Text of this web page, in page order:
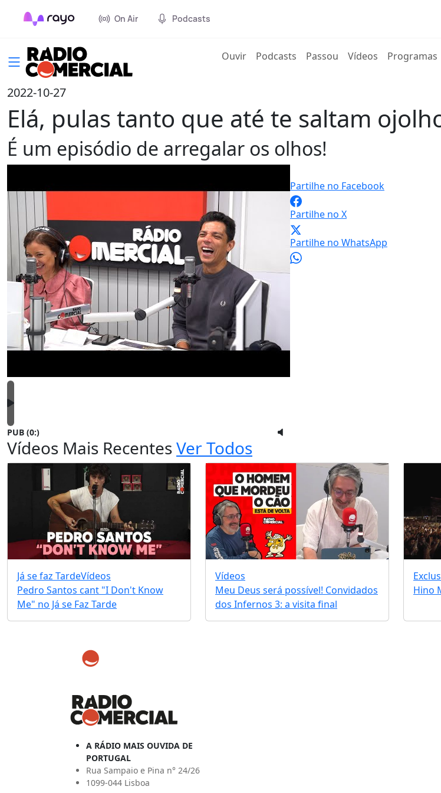
On Air Podcasts
Ouvir(current)
Podcasts Passou Vídeos Programas
2022-10-27
Elá, pulas tanto que até te saltam
É um episódio de arregalar os olhos!
PUB (0:)
Partilhe no Facebook
Partilhe no X
Partilhe no WhatsApp
Vídeos Mais RecentesVer Todos
Já se faz TardeVídeos
Pedro Santos cant "I Don't Know
Me" no Já se Faz Tarde
Vídeos
Meu Deus será possível! Convidados
dos Infernos 3: a visita final
Hino
A RÁDIO MAIS OUVIDA DE
PORTUGAL
Rua Sampaio e Pina n° 24/26
1099-044 Lisboa